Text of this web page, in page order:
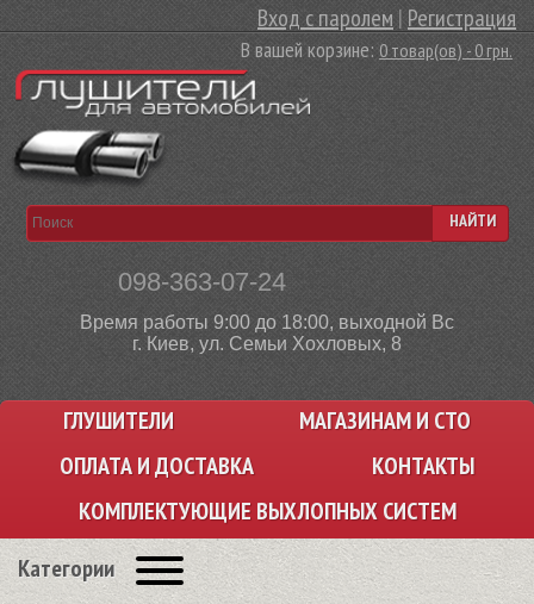
Вход с паролем |Регистрация
В вашей корзине:0 товар(ов) - 0 грн.
098-363-07-24
Время работы 9:00 до 18:00, выходной Вс
г. Киев, ул. Семьи Хохловых, 8
НАЙТИ
ГЛУШИТЕЛИ
МАГАЗИНАМ И СТО
ОПЛАТА И ДОСТАВКА
КОНТАКТЫ
КОМПЛЕКТУЮЩИЕ ВЫХЛОПНЫХ СИСТЕМ
Категории